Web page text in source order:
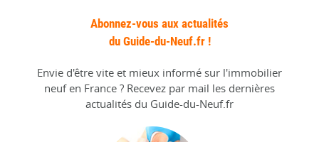
Abonnez-vous aux actualités
du Guide-du-Neuf.fr !
Envie d'être vite et mieux informé sur l'immobilier
neuf en France ? Recevez par mail les dernières
actualités du Guide-du-Neuf.fr